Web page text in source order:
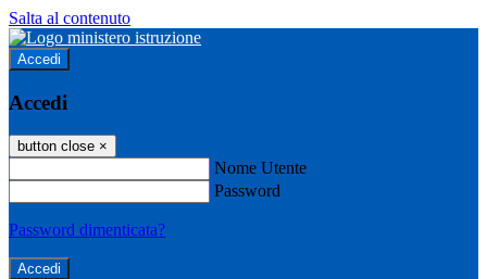
Salta al contenuto
Accedi
Accedi
button close ×
Nome Utente
Password
Password dimenticata?